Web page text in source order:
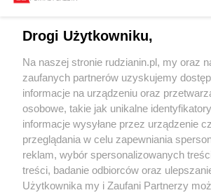
Wydawca mediów lokalnych
Nie zapomnij
zapoznać się z:
polityką prywatności regulamin
Twojemiasto
Drogi Użytkowniku,
Na naszej stronie rudzianin.pl, my oraz
zaufanych partnerów uzyskujemy
informacje na urządzeniu oraz
osobowe, takie jak unikalne
informacje wysyłane przez urządzenie
przeglądania w celu zapewniania
reklam, wybór spersonalizowanych
treści, badanie odbiorców oraz
Użytkownika my i Zaufani Partnerzy